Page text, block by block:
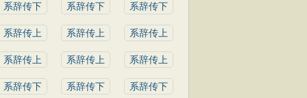
系辞传下 系辞传下 系辞传下
系辞传上 系辞传上 系辞传上
系辞传上 系辞传上 系辞传上
系辞传下 系辞传下 系辞传下